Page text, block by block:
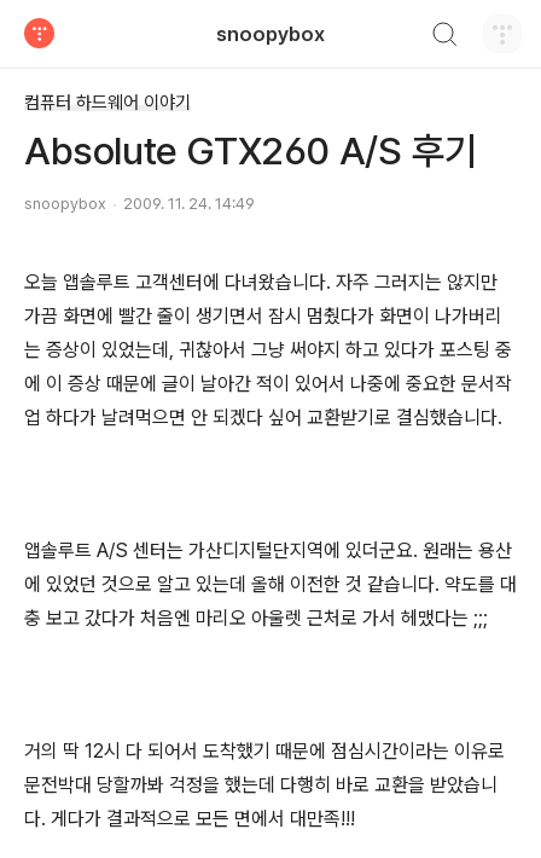
snoopybox
컴퓨터 하드웨어 이야기
Absolute GTX260 A/S 후기
snoopybox 2009. 11. 24. 14:49
오늘 앱솔루트 고객센터에 다녀왔습니다. 자주 그러지는 않지만
가끔 화면에 빨간 줄이 생기면서 잠시 멈췄다가 화면이 나가버리
는 증상이 있었는데, 귀찮아서 그냥 써야지 하고 있다가 포스팅 중
에 이 증상 때문에 글이 날아간 적이 있어서 나중에 중요한 문서작
업 하다가 날려먹으면 안 되겠다 싶어 교환받기로 결심했습니다.
앱솔루트 A/S 센터는 가산디지털단지역에 있더군요. 원래는 용산
에 있었던 것으로 알고 있는데 올해 이전한 것 같습니다. 약도를 대
충 보고 갔다가 처음엔 마리오 아울렛 근처로 가서 헤맸다는 ;;;
거의 딱 12시 다 되어서 도착했기 때문에 점심시간이라는 이유로
문전박대 당할까봐 걱정을 했는데 다행히 바로 교환을 받았습니
다. 게다가 결과적으로 모든 면에서 대만족!!!